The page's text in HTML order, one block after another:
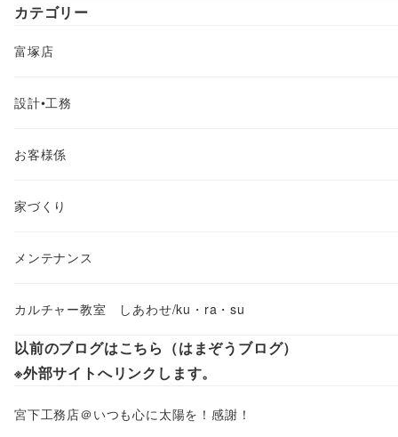
カテゴリー
富塚店
設計•工務
お客様係
家づくり
メンテナンス
カルチャー教室 しあわせ/ku・ra・su
以前のブログはこちら（はまぞうブログ）
※外部サイトへリンクします。
宮下工務店＠いつも心に太陽を！感謝！